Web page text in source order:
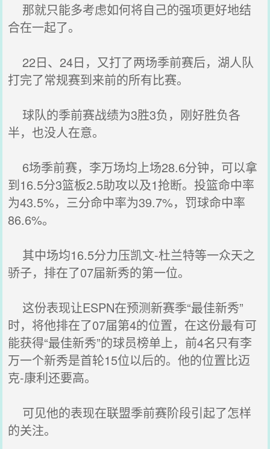
那就只能多考虑如何将自己的强项更好地结
合在一起了。
22日、24日，又打了两场季前赛后，湖人队
打完了常规赛到来前的所有比赛。
球队的季前赛战绩为3胜3负，刚好胜负各
半，也没人在意。
6场季前赛，李万场均上场28.6分钟，可以拿
到16.5分3篮板2.5助攻以及1抢断。投篮命中率
为43.5%，三分命中率为39.7%，罚球命中率
86.6%。
其中场均16.5分力压凯文-杜兰特等一众天之
骄子，排在了07届新秀的第一位。
这份表现让ESPN在预测新赛季“最佳新秀”
时，将他排在了07届第4的位置，在这份最有可
能获得“最佳新秀”的球员榜单上，前4名只有李
万一个新秀是首轮15位以后的。他的位置比迈
克-康利还要高。
可见他的表现在联盟季前赛阶段引起了怎样
的关注。